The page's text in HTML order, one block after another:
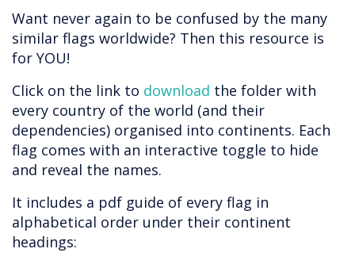
​​​​​​Want never again to be confused by the many
similar flags worldwide? Then this resource is
for YOU!
Click on the link to download the folder with
every country of the world (and their
dependencies) organised into continents. Each
flag comes with an interactive toggle to hide
and reveal the names.
It includes a pdf guide of every flag in
alphabetical order under their continent
headings: